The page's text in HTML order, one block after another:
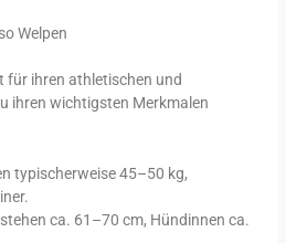
Welpen
für ihren athletischen und
ihren wichtigsten Merkmalen
typischerweise 45–50 kg,
ca. 61–70 cm, Hündinnen ca.